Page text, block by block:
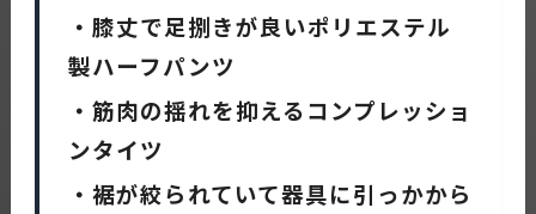
・膝丈で足捌きが良いポリエステル
製ハーフパンツ
・筋肉の揺れを抑えるコンプレッショ
ンタイツ
・裾が絞られていて器具に引っかから